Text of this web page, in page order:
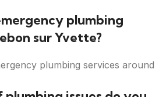
plumbing
sur Yvette?
plumbing services around